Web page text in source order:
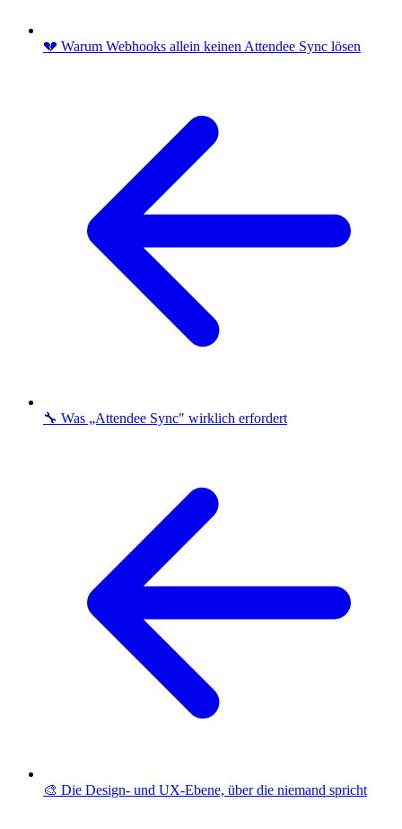
💔 Warum Webhooks allein keinen Attendee Sync lösen
🔧 Was „Attendee Sync" wirklich erfordert
🎨 Die Design- und UX-Ebene, über die niemand spricht